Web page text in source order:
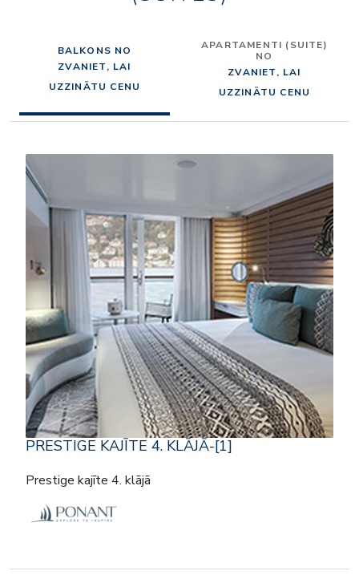
BALKONS NO
ZVANIET, LAI
UZZINĀTU CENU
APARTAMENTI (SUITE)
NO
ZVANIET, LAI
UZZINĀTU CENU
PRESTIGE KAJĪTE 4. KLĀJĀ-[1]
Prestige kajīte 4. klājā